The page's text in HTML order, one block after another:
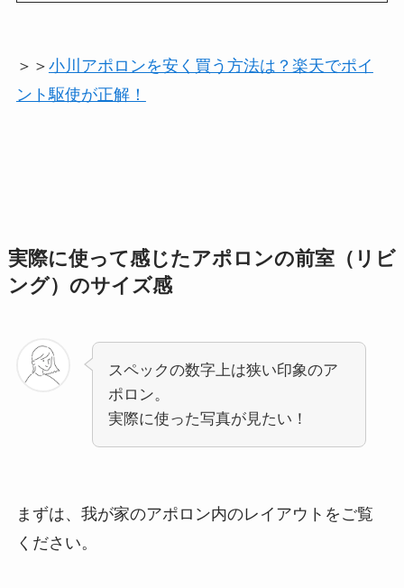
＞＞ 小川アポロンを安く買う方法は？楽天でポイ
ント駆使が正解！
実際に使って感じたアポロンの前室（リビ
ング）のサイズ感
スペックの数字上は狭い印象のア
ポロン。
実際に使った写真が見たい！
まずは、我が家のアポロン内のレイアウトをご覧
ください。